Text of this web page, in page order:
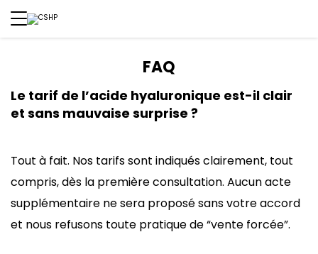
FAQ
Le tarif de l’acide hyaluronique est-il clair
et sans mauvaise surprise ?
Tout à fait. Nos tarifs sont indiqués clairement, tout
compris, dès la première consultation. Aucun acte
supplémentaire ne sera proposé sans votre accord
et nous refusons toute pratique de “vente forcée”.